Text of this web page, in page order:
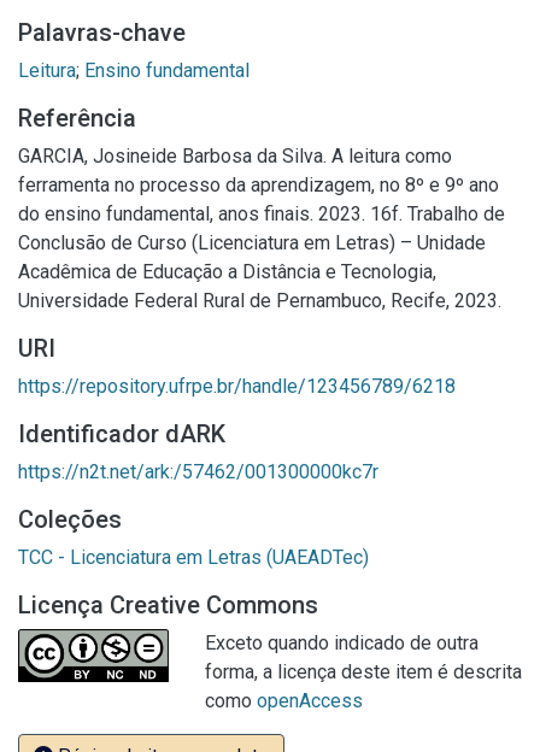
Palavras-chave
Leitura; Ensino fundamental
Referência
GARCIA, Josineide Barbosa da Silva. A leitura como
ferramenta no processo da aprendizagem, no 8º e 9º ano
do ensino fundamental, anos finais. 2023. 16f. Trabalho de
Conclusão de Curso (Licenciatura em Letras) – Unidade
Acadêmica de Educação a Distância e Tecnologia,
Universidade Federal Rural de Pernambuco, Recife, 2023.
URI
https://repository.ufrpe.br/handle/123456789/6218
Identificador dARK
https://n2t.net/ark:/57462/001300000kc7r
Coleções
TCC - Licenciatura em Letras (UAEADTec)
Licença Creative Commons
Exceto quando indicado de outra
forma, a licença deste item é descrita
como openAccess